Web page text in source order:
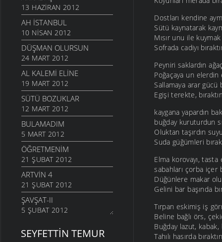
13 HAZIRAN 2012
AH İSTANBUL
10 NISAN 2012
DÜŞMAN OLURSUN
24 MART 2012
AL KALEMI ELINE
19 MART 2012
SÜTÜ BOZUKLAR
12 MART 2012
BULAMADIM
5 MART 2012
ÖĞRETMENIM
21 ŞUBAT 2012
ARTVIN 4
21 ŞUBAT 2012
ŞAVŞAT-II
5 ŞUBAT 2012
25 OCAK 2012
SEYFETTIN TEMUR
Dostları kendine
Sütü kaynatarak
Mısır unu ile kuymak
Sofrada cadiyı
Peyniri saklardın
Poğaçaya un elerdin
Sallamaya arar gücü
Egişi terekte,
kaygana yapardın
buğday kuruturdun
Oluktan taşırdın
Suda güğümleri
Elma korovayı, tasta
sabahları çorba içer
Düğünlere makar
Gelini bar başında
Tırpan eskimiş iş
Beline bağlı örs,
Buğday lazut, kabak,
Tahılı hasırda